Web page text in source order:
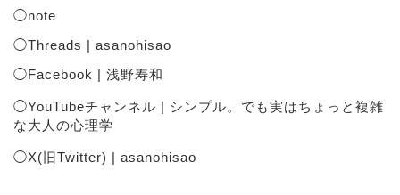
◯note
◯Threads | asanohisao
◯Facebook | 浅野寿和
◯YouTubeチャンネル | シンプル。でも実はちょっと複雑
な大人の心理学
◯X(旧Twitter) | asanohisao